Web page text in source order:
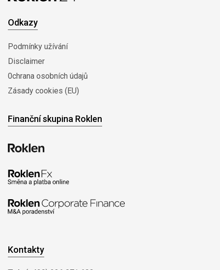
Odkazy
Podmínky užívání
Disclaimer
0chrana osobních údajů
Zásady cookies (EU)
Finanční skupina Roklen
Kontakty